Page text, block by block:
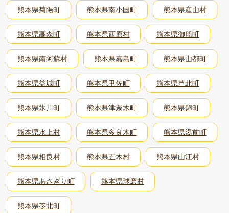
熊本県菊陽町 熊本県南小国町 熊本県産山村
熊本県高森町 熊本県西原村 熊本県御船町
熊本県南阿蘇村 熊本県嘉島町 熊本県山都町
熊本県益城町 熊本県甲佐町 熊本県芦北町
熊本県氷川町 熊本県津奈木町 熊本県錦町
熊本県水上村 熊本県多良木町 熊本県湯前町
熊本県相良村 熊本県五木村 熊本県山江村
熊本県あさぎり町 熊本県球磨村
熊本県苓北町